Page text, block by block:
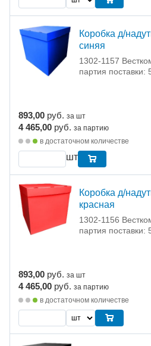
Коробка д/
синяя
1302-1157
партия поставки:
893,00 руб. за шт
4 465,00 руб. за партию
в достаточном количестве
шт
Коробка д/
красная
1302-1156
партия поставки:
893,00 руб. за шт
4 465,00 руб. за партию
в достаточном количестве